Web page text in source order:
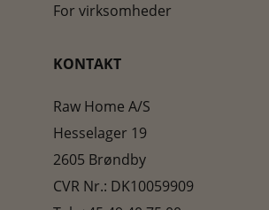
For virksomheder
KONTAKT
Raw Home A/S
Hesselager 19
2605 Brøndby
CVR Nr.: DK10059909